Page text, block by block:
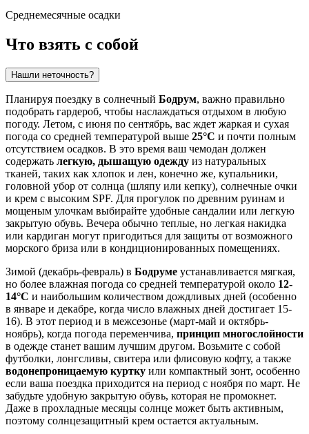
Среднемесячные осадки
Что взять с собой
Нашли неточность?
Планируя поездку в солнечный Бодрум, важно правильно
подобрать гардероб, чтобы наслаждаться отдыхом в любую
погоду. Летом, с июня по сентябрь, вас ждет жаркая и сухая
погода со средней температурой выше 25°C и почти полным
отсутствием осадков. В это время ваш чемодан должен
содержать легкую, дышащую одежду из натуральных
тканей, таких как хлопок и лен, конечно же, купальники,
головной убор от солнца (шляпу или кепку), солнечные очки
и крем с высоким SPF. Для прогулок по древним руинам и
мощеным улочкам выбирайте удобные сандалии или легкую
закрытую обувь. Вечера обычно теплые, но легкая накидка
или кардиган могут пригодиться для защиты от возможного
морского бриза или в кондиционированных помещениях.
Зимой (декабрь-февраль) в Бодруме устанавливается мягкая,
но более влажная погода со средней температурой около 12-
14°C и наибольшим количеством дождливых дней (особенно
в январе и декабре, когда число влажных дней достигает 15-
16). В этот период и в межсезонье (март-май и октябрь-
ноябрь), когда погода переменчива, принцип многослойности
в одежде станет вашим лучшим другом. Возьмите с собой
футболки, лонгсливы, свитера или флисовую кофту, а также
водонепроницаемую куртку или компактный зонт, особенно
если ваша поездка приходится на период с ноября по март. Не
забудьте удобную закрытую обувь, которая не промокнет.
Даже в прохладные месяцы солнце может быть активным,
поэтому солнцезащитный крем остается актуальным.